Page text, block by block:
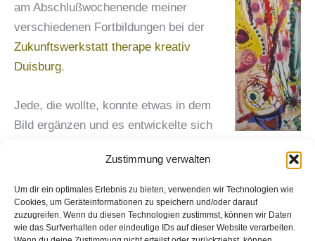
Zustimmung verwalten
Um dir ein optimales Erlebnis zu bieten, verwenden wir Technologien wie
Cookies, um Geräteinformationen zu speichern und/oder darauf
zuzugreifen. Wenn du diesen Technologien zustimmst, können wir Daten
wie das Surfverhalten oder eindeutige IDs auf dieser Website verarbeiten.
am Abschlußwochenende meiner
verschiedenen Fortbildungen bei der
Zukunftswerkstatt therape kreativ
Duisburg.
Jede, die wollte, konnte etwas in dem
Bild ergänzen und es entwickelte sich
Es kamen neue Farben, Formen und Nuancen dazu.
Bis es mir nach der letzten Fortbildung „rund“ vorkam.
Tatsächlich entwickelt sich meine Arbeit, in Analogie